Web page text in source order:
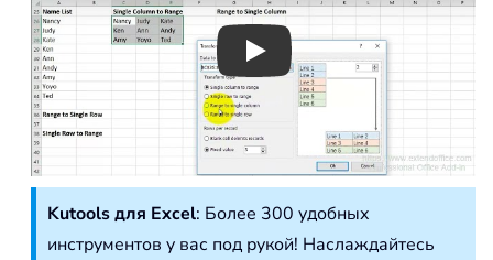
Play
Kutools для Excel: Более 300 удобных
инструментов у вас под рукой! Наслаждайтесь